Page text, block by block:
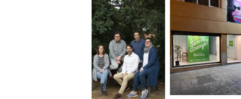
tots5.jpg local.jpg